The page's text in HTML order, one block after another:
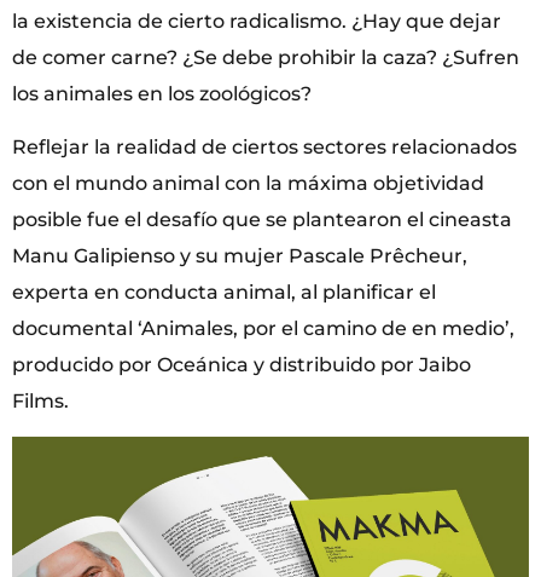
la existencia de cierto radicalismo. ¿Hay que dejar
de comer carne? ¿Se debe prohibir la caza? ¿Sufren
los animales en los zoológicos?
Reflejar la realidad de ciertos sectores relacionados
con el mundo animal con la máxima objetividad
posible fue el desafío que se plantearon el cineasta
Manu Galipienso y su mujer Pascale Prêcheur,
experta en conducta animal, al planificar el
documental ‘Animales, por el camino de en medio’,
producido por Oceánica y distribuido por Jaibo
Films.